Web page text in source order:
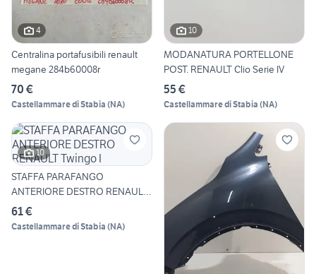
4
Centralina portafusibili renault
megane 284b60008r
70 €
Castellammare di Stabia (NA)
10
MODANATURA PORTELLONE
POST. RENAULT Clio Serie IV
55 €
Castellammare di Stabia (NA)
10
STAFFA PARAFANGO
ANTERIORE DESTRO RENAULT
Twingo I
61 €
Castellammare di Stabia (NA)